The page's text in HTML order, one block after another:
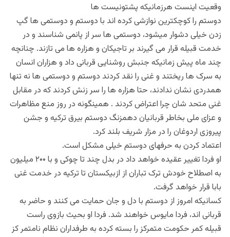
وقعیت اینست هرزمانیکه پشتونیست ها
دوستم را کوچکترین نوازشی کرده اند با دوستم و دوستمی ها گپ
زدن خیلی دشوار میشود، دوستمی ها سر از پا‌نمی شناسند و در
خدمت قبیله قرار می گیرند بر تاجیکان و هزاره ها می تازند. چنانچه
چند ماه پیش زمانیکه جنبش روشنایی قربانی داد و هزاران انسان
به سرک ها ریختند و غنی را نقد کردند دوستم و دوستمی ها نه تنها
همدردی نشان ندادند، حتا هزاره ها را سر زنش کردند که در مقابل
غنی متحد شان چرا اعتراض کردند . همینگونه در روز منع مظاهرات
و عزای ملی بخاطر قربانیان دهمزنگ دوستم بیرق ترکیه و جشن
پیروزی اردوغان را در مزار شریف بلند کرد.
اعتماد کردن به حرفهای دوستم خیلی مشکل است.
او فردا تغییر عقیده خواهد داد در بدل چند تا چوکی و با ۲۰۰ میلیون
به اصطلاح خودش ترک تباران از ازبیکستان تا ترکیه در خدمت غنی
بابا قرار خواهد گرفت.
کسانیکه امروز از دوستم با دل و جان حمایت می کنند و حاضر به
قربانی اند، فردا مایوس خواهند شد. فردا او بحیث بازوی راست
قبیله کمر حکومت متمرکز را بسته کرده به طرفداران نظام نامتمر کز